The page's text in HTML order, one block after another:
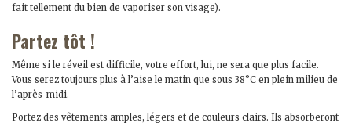
fait tellement du bien de vaporiser son visage).
Partez tôt !
Même si le réveil est difficile, votre effort, lui, ne sera que plus facile.
Vous serez toujours plus à l’aise le matin que sous 38°C en plein milieu de
l’après-midi.
Portez des vêtements amples, légers et de couleurs clairs. Ils absorberont